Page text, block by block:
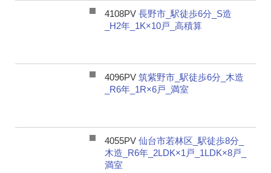
4108PV 長野市_駅徒歩6分_S造
_H2年_1K×10戸_高積算
4096PV 筑紫野市_駅徒歩6分_木造
_R6年_1R×6戸_満室
4055PV 仙台市若林区_駅徒歩8分_
木造_R6年_2LDK×1戸_1LDK×8戸_
満室